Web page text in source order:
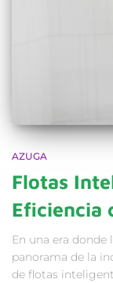
AZUGA
Flotas
Eficiencia
En una era
panorama de la
de flotas